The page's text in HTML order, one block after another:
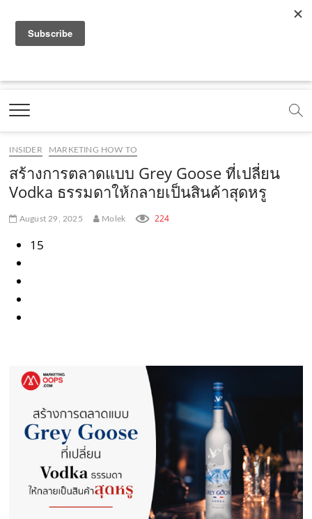
a
e
b
o
o
k
o
t
b
e
.
.
o
e
m
e
t
g
r
a
t
k
.
c
Marketing Oops!
DIGITAL | CREATIVE | ADVERTISING | CAMPAIGN |
INSIDER MARKETING HOW TO
สร้างการตลาดแบบ Grey Goose ที่เปลี่ยน
Vodka ธรรมดาให้กลายเป็นสินค้าสุดหรู
August 29, 2025 Molek 224
15